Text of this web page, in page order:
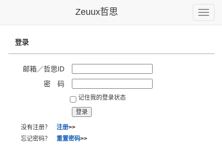
Toggle
Zeuux哲思
登录
邮箱／哲思ID
密 码
记住我的登录状态
没有注册？ 注册>>
忘记密码？ 重置密码>>